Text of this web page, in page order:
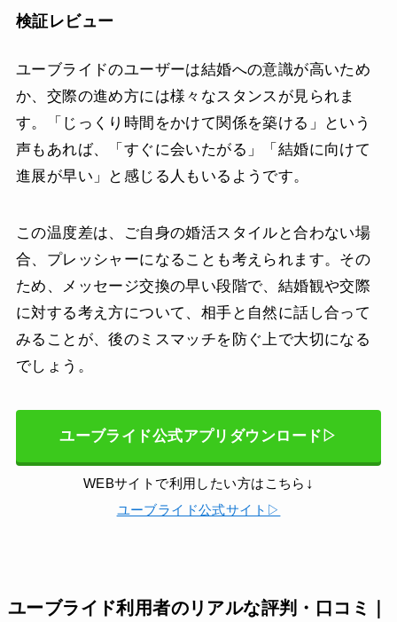
検証レビュー
ユーブライドのユーザーは結婚への意識が高いため
か、交際の進め方には様々なスタンスが見られま
す。「じっくり時間をかけて関係を築ける」という
声もあれば、「すぐに会いたがる」「結婚に向けて
進展が早い」と感じる人もいるようです。
この温度差は、ご自身の婚活スタイルと合わない場
合、プレッシャーになることも考えられます。その
ため、メッセージ交換の早い段階で、結婚観や交際
に対する考え方について、相手と自然に話し合って
みることが、後のミスマッチを防ぐ上で大切になる
でしょう。
ユーブライド公式アプリダウンロード▷
WEBサイトで利用したい方はこちら ↓
ユーブライド公式サイト▷
ユーブライド利用者のリアルな評判・口コミ｜